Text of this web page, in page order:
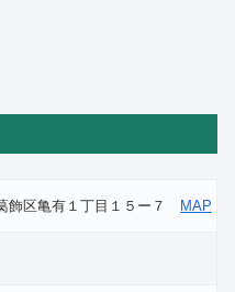
飾区亀有１丁目１５ー７ MAP